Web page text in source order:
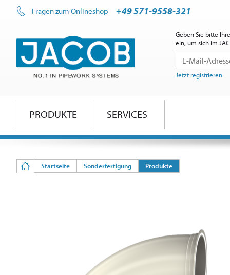
Geben Sie bitte
ein, um sich im
Jetzt registrieren
Fragen zum Onlineshop +49 571-9558-321
PRODUKTE SERVICES
Startseite Sonderfertigung Produkte